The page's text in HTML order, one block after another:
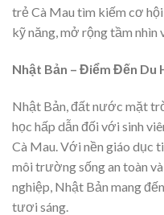
trẻ Cà Mau tìm kiếm cơ
kỹ năng, mở rộng tầm nhìn
Nhật Bản – Điểm Đến Du
Nhật Bản, đất nước mặt
học hấp dẫn đối với sinh
Cà Mau. Với nền giáo dục
môi trường sống an toàn
nghiệp, Nhật Bản mang
tươi sáng.